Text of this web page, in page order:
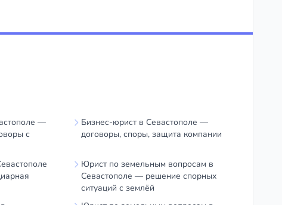
—
с
Бизнес-юрист в Севастополе —
договоры, споры, защита компании
Юрист по земельным вопросам в
Севастополе — решение спорных
ситуаций с землёй